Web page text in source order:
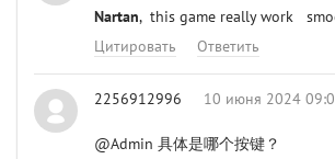
Nartan, this game really work
Цитировать
Ответить
2256912996 10 июня 2024
@Admin 具体是哪个按键？